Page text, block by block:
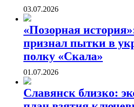
03.07.2026
«Позорная
признал пытки в
полку «Скала»
01.07.2026
Славянск близко: